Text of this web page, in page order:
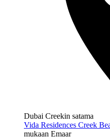
Dubai Creekin satama
Vida Residences Creek
mukaan Emaar